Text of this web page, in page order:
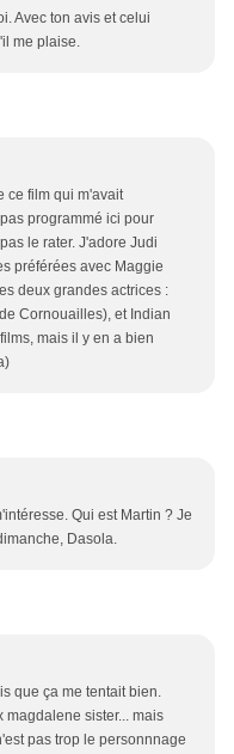
Avec ton avis et celui
me plaise.
ce film qui m'avait
programmé ici pour
le rater. J'adore Judi
préférées avec Maggie
deux grandes actrices :
Cornouailles), et Indian
mais il y en a bien
Qui est Martin ? Je
Dasola.
que ça me tentait bien.
magdalene sister... mais
pas trop le personnnage